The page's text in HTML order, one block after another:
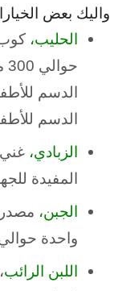
واليك بعض
الحليب،
حوالي 300 ملغ من الكالسيوم.
الدسم
الدسم
الزبادي، غني
المفيدة
الجبن،
واحدة حوالي 200 ملغ من
اللبن الرائب